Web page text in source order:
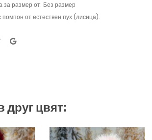
размер от: Без размер
от естествен пух (лисица).
друг цвят: